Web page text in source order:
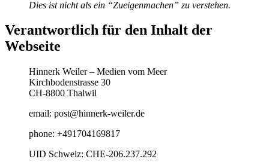
Dies ist nicht als ein “Zueigenmachen” zu verstehen.
Verantwortlich für den Inhalt der
Webseite
Hinnerk Weiler – Medien vom Meer
Kirchbodenstrasse 30
CH-8800 Thalwil
email: post@hinnerk-weiler.de
phone: +491704169817
UID Schweiz: CHE-206.237.292